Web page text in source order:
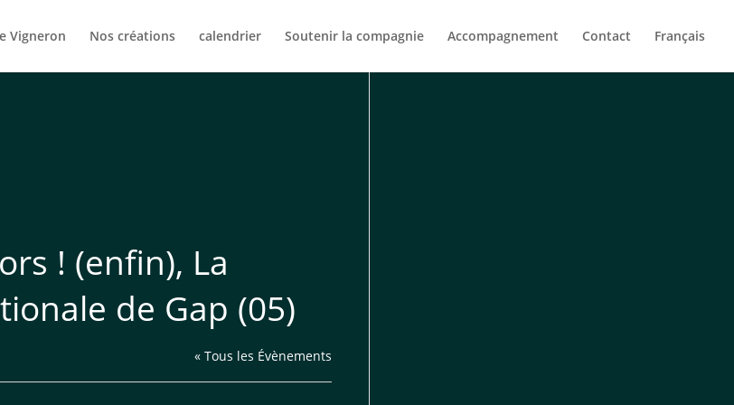
Vigneron Nos créations calendrier Soutenir la compagnie Accompagnement Contact Français
! (enfin), La
de Gap (05)
« Tous les Évènements